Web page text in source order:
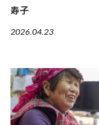
寿子
2026.04.23